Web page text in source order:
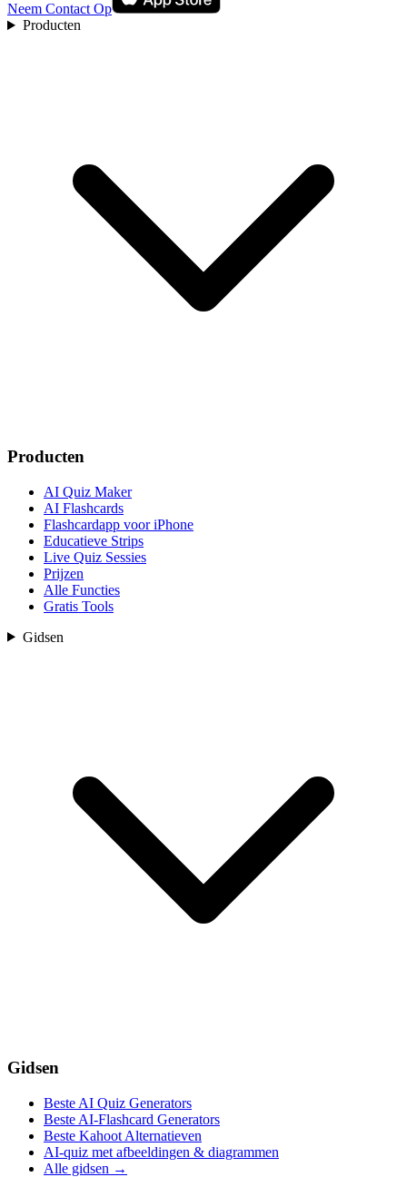
Neem Contact Op
Producten
Producten
AI Quiz Maker
AI Flashcards
Flashcardapp voor iPhone
Educatieve Strips
Live Quiz Sessies
Prijzen
Alle Functies
Gratis Tools
Gidsen
Gidsen
Beste AI Quiz Generators
Beste AI-Flashcard Generators
Beste Kahoot Alternatieven
AI-quiz met afbeeldingen & diagrammen
Alle gidsen →